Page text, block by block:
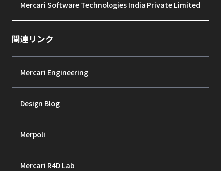
Mercari Software Technologies India Private Limited
関連リンク
Mercari Engineering
Design Blog
Merpoli
Mercari R4D Lab